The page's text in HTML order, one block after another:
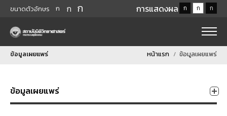
ขนาดตัวอักษร ก ก ก การแสดงผล ก ก ก
ข้อมูลเผยแพร่ หน้าแรก ข้อมูลเผยแพร่
ข้อมูลเผยแพร่